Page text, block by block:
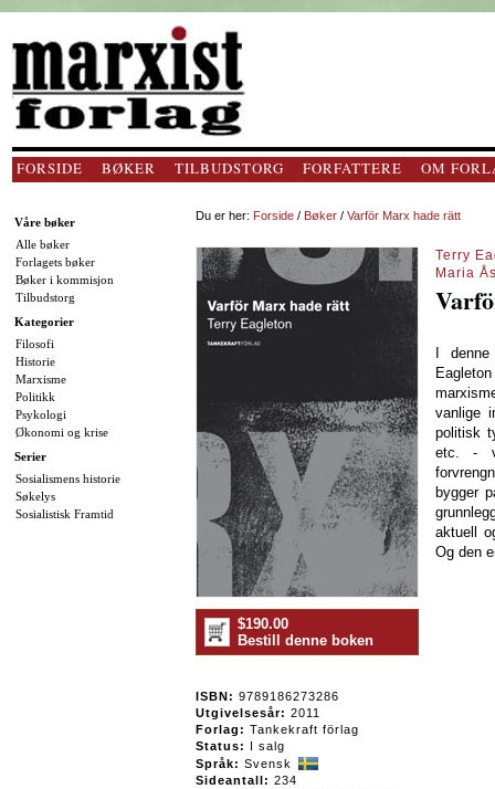
FORSIDE BØKER TILBUDSTORG FORFATTERE OM
Våre bøker
Alle bøker
Forlagets bøker
Bøker i kommisjon
Tilbudstorg
Kategorier
Filosofi
Historie
Marxisme
Politikk
Psykologi
Økonomi og krise
Serier
Sosialismens historie
Søkelys
Sosialistisk Framtid
Du er her: Forside / Bøker / Varför Marx hade rätt
$190.00
Bestill denne boken
ISBN: 9789186273286
Utgivelsesår: 2011
Forlag: Tankekraft förlag
Status: I salg
Språk: Svensk
Sideantall: 234
Terry
Maria
I
vanlige
politisk
etc. -
bygger
aktuell
Og den